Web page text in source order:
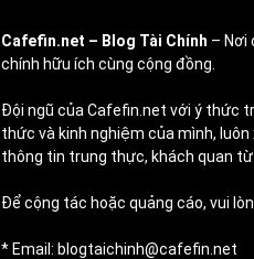
Cafefin.net – Blog Tài Chính – Nơi
chính hữu ích cùng cộng đồng.
Đội ngũ của Cafefin.net với ý thức
thức và kinh nghiệm của mình,
thông tin trung thực, khách quan từ
Để cộng tác hoặc quảng cáo, vui
* Email: blogtaichinh@cafefin.net